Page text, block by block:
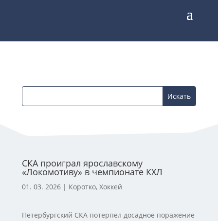
СКА проиграл ярославскому
«Локомотиву» в чемпионате КХЛ
01. 03. 2026| Коротко, Хоккей
Петербургский СКА потерпел досадное поражение